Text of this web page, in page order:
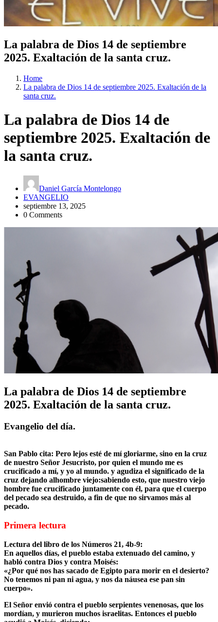
La palabra de Dios 14 de septiembre
2025. Exaltación de la santa cruz.
Home
La palabra de Dios 14 de septiembre 2025. Exaltación de la
santa cruz.
La palabra de Dios 14 de
septiembre 2025. Exaltación de
la santa cruz.
Daniel García Montelongo
EVANGELIO
septiembre 13, 2025
0 Comments
La palabra de Dios 14 de septiembre
2025. Exaltación de la santa cruz.
Evangelio del día.
San Pablo cita: Pero lejos esté de mí gloriarme, sino en la cruz
de nuestro Señor Jesucristo, por quien el mundo me es
crucificado a mí, y yo al mundo. y agudiza el significado de la
cruz dejando alhombre viejo:sabiendo esto, que nuestro viejo
hombre fue crucificado juntamente con él, para que el cuerpo
del pecado sea destruido, a fin de que no sirvamos más al
pecado.
Primera lectura
Lectura del libro de los Números 21, 4b-9:
En aquellos días, el pueblo estaba extenuado del camino, y
habló contra Dios y contra Moisés:
«¿Por qué nos has sacado de Egipto para morir en el desierto?
No tenemos ni pan ni agua, y nos da náusea ese pan sin
cuerpo».
El Señor envió contra el pueblo serpientes venenosas, que los
mordían, y murieron muchos israelitas. Entonces el pueblo